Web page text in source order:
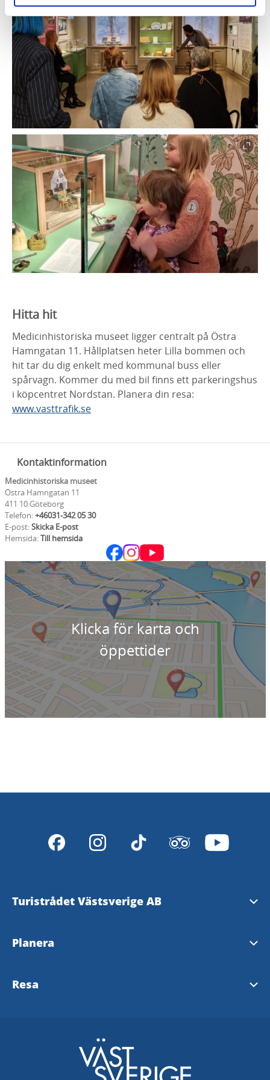
Hitta hit
Medicinhistoriska museet ligger centralt på Östra
Hamngatan 11. Hållplatsen heter Lilla bommen och
hit tar du dig enkelt med kommunal buss eller
spårvagn. Kommer du med bil finns ett parkeringshus
i köpcentret Nordstan. Planera din resa:
www.vasttrafik.se
Kontaktinformation
Medicinhistoriska museet
Östra Hamngatan 11
411 10 Göteborg
Telefon:+46031-342 05 30
E-post:Skicka E-post
Hemsida:Till hemsida
Klicka för karta och
öppettider
Turistrådet Västsverige AB
Tipsa om evenemang
Turistrådet Västsverige AB
Planera
Nyhetsbrev från Västsverige
Tillgänglighetsguide - TD
Resa